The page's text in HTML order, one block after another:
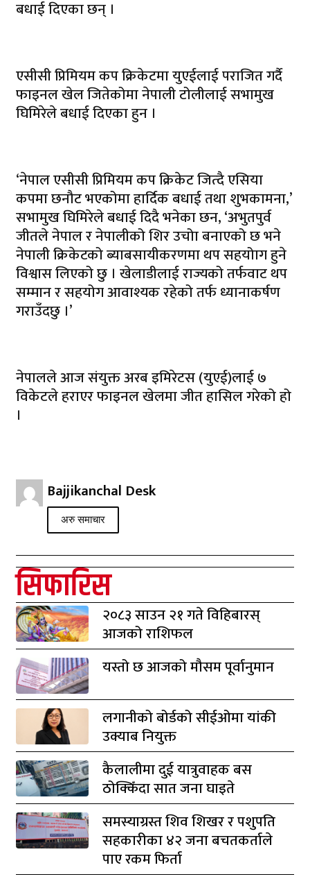
बधाई दिएका छन् ।
एसीसी प्रिमियम कप क्रिकेटमा युएईलाई पराजित गर्दै
फाइनल खेल जितेकोमा नेपाली टोलीलाई सभामुख
घिमिरेले बधाई दिएका हुन ।
‘नेपाल एसीसी प्रिमियम कप क्रिकेट जित्दै एसिया
कपमा छनौट भएकोमा हार्दिक बधाई तथा शुभकामना,’
सभामुख घिमिरेले बधाई दिदै भनेका छन, ‘अभुतपुर्व
जीतले नेपाल र नेपालीको शिर उचोा बनाएको छ भने
नेपाली क्रिकेटको ब्याबसायीकरणमा थप सहयोाग हुने
विश्वास लिएको छु । खेलाडीलाई राज्यको तर्फवाट थप
सम्मान र सहयोग आवाश्यक रहेको तर्फ ध्यानाकर्षण
गराउँदछु ।’
नेपालले आज संयुक्त अरब इमिरेटस (युएई)लाई ७
विकेटले हराएर फाइनल खेलमा जीत हासिल गरेको हो
।
Bajjikanchal Desk
अरु समाचार
सिफारिस
२०८३ साउन २१ गते विहिबारस्
आजको राशिफल
यस्तो छ आजको मौसम पूर्वानुमान
लगानीको बोर्डको सीईओमा यांकी
उक्याब नियुक्त
कैलालीमा दुई यात्रुवाहक बस
ठोक्किँदा सात जना घाइते
समस्याग्रस्त शिव शिखर र पशुपति
सहकारीका ४२ जना बचतकर्ताले
पाए रकम फिर्ता